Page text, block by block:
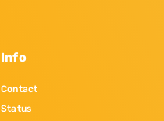
Info
Contact
Status